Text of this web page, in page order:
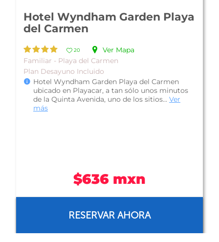
Hotel Tropical Casablanca
Party Zone
11
Ver Mapa
Luna de Miel - Playa del Carmen
Plan Solo Hospedaje
Hotel Tropical Casablanca Party Zone (antes
Tropical Escape), se ubica en Playa del Carmen,
a solo unos metros de la playa... Ver más
$669 mxn
RESERVAR AHORA